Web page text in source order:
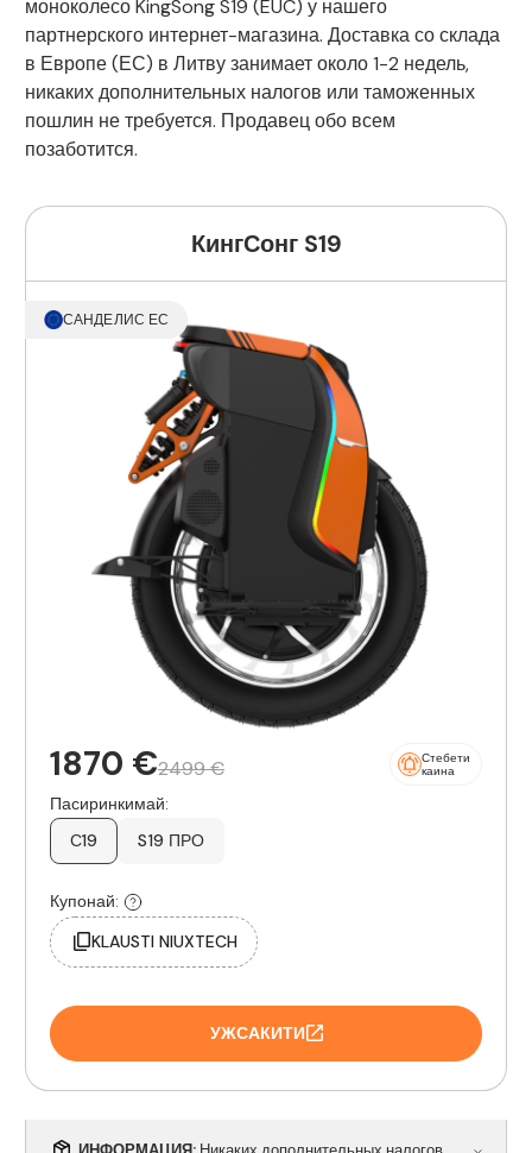
моноколесо KingSong S19 (EUC) у нашего
партнерского интернет-магазина. Доставка со склада
в Европе (ЕС) в Литву занимает около 1-2 недель,
никаких дополнительных налогов или таможенных
пошлин не требуется. Продавец обо всем
позаботится.
КингСонг S19
САНДЕЛИС ЕС
1870 €2499 €
Стебети
каина
Пасиринкимай:
С19
S19 ПРО
Купонай:
KLAUSTI NIUXTECH
УЖСАКИТИ